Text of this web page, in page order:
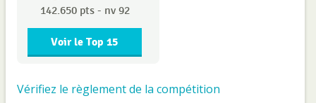
142.650 pts - nv 92
Voir le Top 15
Vérifiez le règlement de la compétition